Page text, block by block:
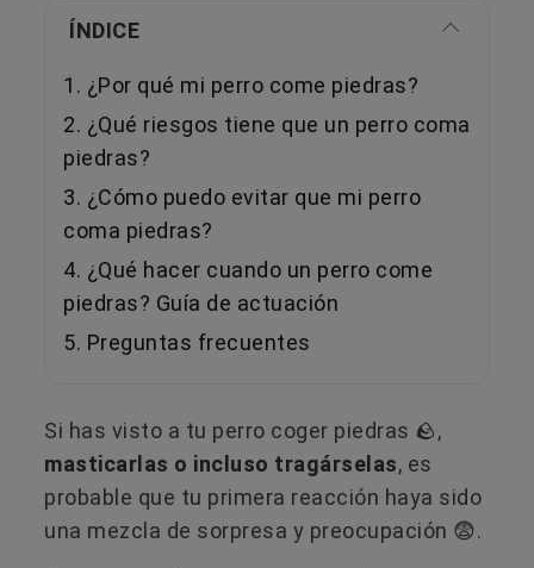
ÍNDICE
1. ¿Por qué mi perro come piedras?
2. ¿Qué riesgos tiene que un perro coma
piedras?
3. ¿Cómo puedo evitar que mi perro
coma piedras?
4. ¿Qué hacer cuando un perro come
piedras? Guía de actuación
5. Preguntas frecuentes
Si has visto a tu perro coger piedras 🪨,
masticarlas o incluso tragárselas, es
probable que tu primera reacción haya sido
una mezcla de sorpresa y preocupación 😨.